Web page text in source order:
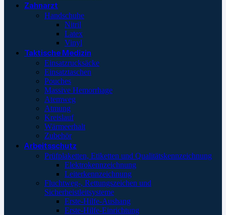
Zahnarzt
Handschuhe
Nitril
Latex
Vinyl
Taktische Medizin
Einsatzrucksäcke
Einsatztaschen
Pouches
Massive Hemorrhage
Atemweg
Atmung
Kreislauf
Wärmeerhalt
Zubehör
Arbeitsschutz
Prüfplaketten, Etiketten und Qualitätskennzeichnung
Elektrokennzeichnung
Leiterkennzeichnung
Fluchtweg-, Rettungszeichen und
Sicherheistleitsysteme
Erste-Hilfe-Aushang
Erste-Hilfe-Einrichtung